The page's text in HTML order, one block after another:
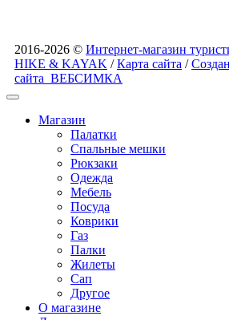
2016-2026 © Интернет-магазин
HIKE & KAYAK /Карта сайта /
сайта ВЕБСИМКА
Магазин
Палатки
Спальные мешки
Рюкзаки
Одежда
Мебель
Посуда
Коврики
Газ
Палки
Жилеты
Сап
Другое
О магазине